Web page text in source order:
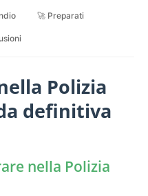
🚀 Preparati
Polizia
definitiva
nella Polizia